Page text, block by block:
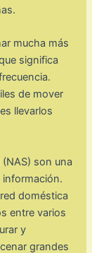
mucha más
significa
de mover
llevarlos
son una
información.
doméstica
entre varios
y
grandes